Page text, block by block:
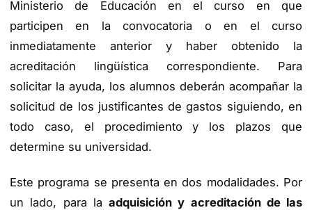
Ministerio de Educación en el curso en que
participen en la convocatoria o en el curso
inmediatamente anterior y haber obtenido la
acreditación lingüística correspondiente. Para
solicitar la ayuda, los alumnos deberán acompañar la
solicitud de los justificantes de gastos siguiendo, en
todo caso, el procedimiento y los plazos que
determine su universidad.
Este programa se presenta en dos modalidades. Por
un lado, para la adquisición y acreditación de las